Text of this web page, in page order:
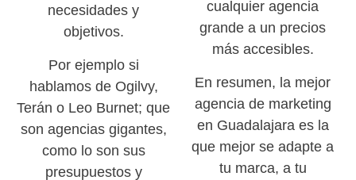
necesidades y
objetivos.
Por ejemplo si
hablamos de Ogilvy,
Terán o Leo Burnet; que
son agencias gigantes,
como lo son sus
presupuestos y
cualquier agencia
grande a un precios
más accesibles.
En resumen, la mejor
agencia de marketing
en Guadalajara es la
que mejor se adapte a
tu marca, a tu